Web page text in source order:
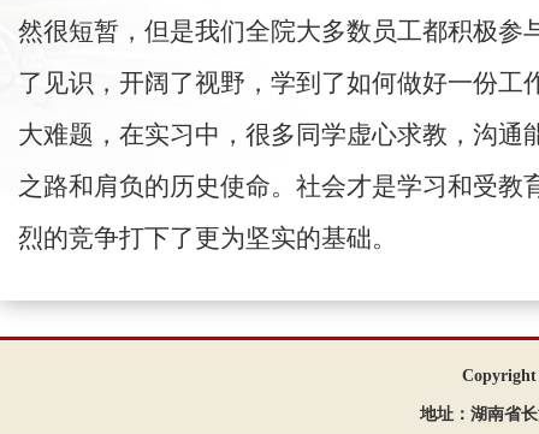
然很短暂，但是我们全院大多数员工都积极
了见识，开阔了视野，学到了如何做好一份
大难题，在实习中，很多同学虚心求教，沟
之路和肩负的历史使命。社会才是学习和受
烈的竞争打下了更为坚实的基础。
Copyright
地址：湖南省